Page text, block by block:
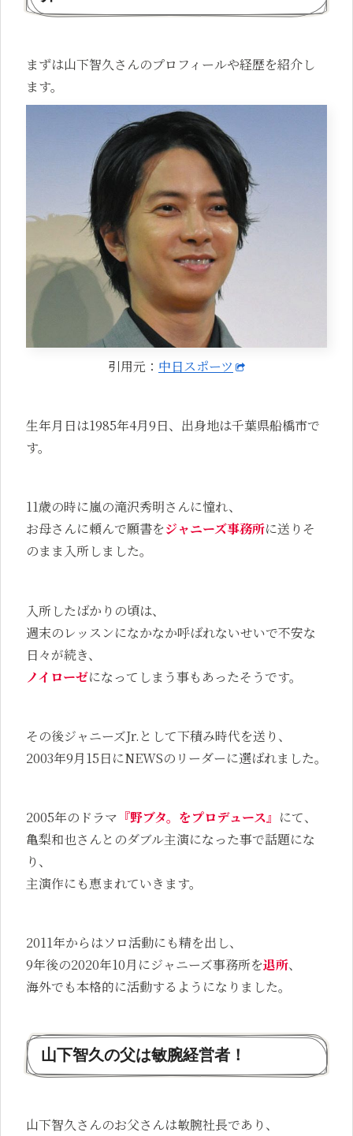
まずは山下智久さんのプロフィールや経歴を紹介し
ます。
引用元： 中日スポーツ
生年月日は1985年4月9日、出身地は千葉県船橋市で
す。
11歳の時に嵐の滝沢秀明さんに憧れ、
お母さんに頼んで願書をジャニーズ事務所に送りそ
のまま入所しました。
入所したばかりの頃は、
週末のレッスンになかなか呼ばれないせいで不安な
日々が続き、
ノイローゼになってしまう事もあったそうです。
その後ジャニーズJr.として下積み時代を送り、
2003年9月15日にNEWSのリーダーに選ばれました。
2005年のドラマ 『野ブタ。をプロデュース』 にて、
亀梨和也さんとのダブル主演になった事で話題にな
り、
主演作にも恵まれていきます。
2011年からはソロ活動にも精を出し、
9年後の2020年10月にジャニーズ事務所を退所、
海外でも本格的に活動するようになりました。
山下智久の父は敏腕経営者！
山下智久さんのお父さんは敏腕社長であり、